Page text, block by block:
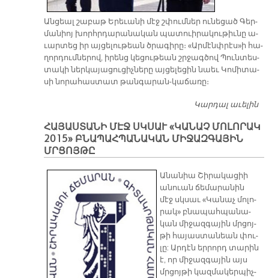
Ան­ցեալ շա­բաթ Ե­րե­ւա­նի մէջ շփում­ներ ու­նե­ցած Գեր­
մա­նիոյ խորհր­դա­րա­նա­կան պա­տուի­րա­կու­թիւ­նը ա­
ւար­տեց իր այ­ցե­լու­թեան ծրա­գի­րը։ «Ար­մէնփ­րէս»ի հա­
ղոր­դում­նե­րով, ի­րենց կե­ցու­թեան շրջագ­ծով Պուն­տես­
տա­կի ներ­կա­յա­ցու­ցիչ­նե­րը այ­ցե­լե­ցին նաեւ Կո­մի­տա­
սի նո­րա­հաս­տատ թան­գա­րան-կա­ճա­ռը։
Կարդալ աւելին
ՀԱՅԱՍՏԱՆԻ ՄԷՋ ՍԿՍԱՒ «ԿԱՆԱՉ ՄՈԼՈՐԱԿ
2015» ԲՆԱՊԱՀՊԱՆԱԿԱՆ ՄԻՋԱԶԳԱՅԻՆ
ՄՐՑՈՅԹԸ
Ա­նա­նիա Շի­րա­կա­ցիի
ան­ուան ճե­մա­րա­նին
մէջ սկսաւ «Կա­նաչ մո­լո­
րակ» բնա­պահ­պա­նա­
կան մի­ջազ­գա­յին մրցոյ­
թի հա­յաս­տա­նեան փու­
լը: Ար­դէն եր­րորդ տա­րին
է, որ մի­ջազ­գա­յին այս
մրցոյ­թի կազ­մա­կեր­պիչ­